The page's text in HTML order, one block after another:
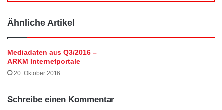
Ähnliche Artikel
Mediadaten aus Q3/2016 –
ARKM Internetportale
20. Oktober 2016
Schreibe einen Kommentar